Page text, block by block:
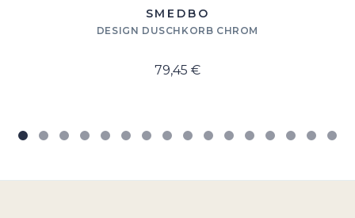
SMEDBO
DESIGN DUSCHKORB CHROM
79,45 €